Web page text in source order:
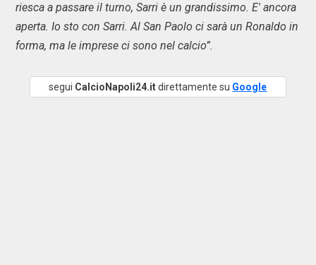
riesca a passare il turno, Sarri è un grandissimo. E' ancora
aperta. Io sto con Sarri. Al San Paolo ci sarà un Ronaldo in
forma, ma le imprese ci sono nel calcio”.
segui CalcioNapoli24.itdirettamente su Google